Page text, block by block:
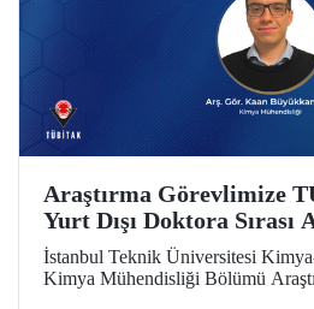
Araştırma Görevlimize
Yurt Dışı Doktora Sırası
İstanbul Teknik Üniversitesi
Kimya Mühendisliği Bölümü